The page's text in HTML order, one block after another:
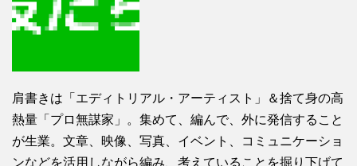
肩書きは「エディトリアル・アーティスト」＆捨て身の高
熱量「プロ無謀家」。集めて、編んで、外に発信すること
が生業。文章、映像、写真、イベント、コミュニケーショ
ンなどを活用しながら編み、考えていることを掘り下げて